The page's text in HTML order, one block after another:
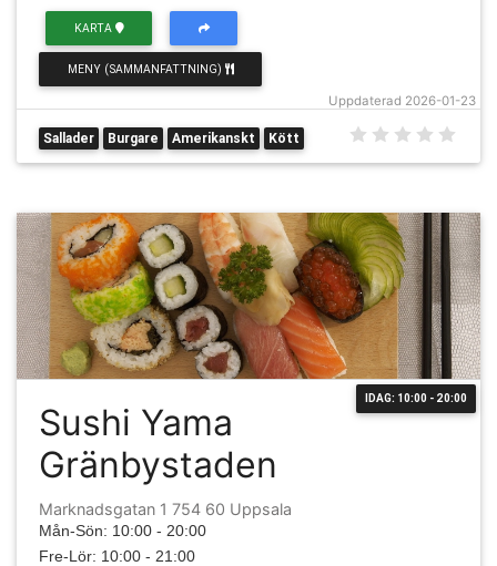
Uppdaterad 2026-01-23
KARTA
MENY (SAMMANFATTNING)
Sallader Burgare Amerikanskt Kött
IDAG: 10:00 - 20:00
Sushi Yama
Gränbystaden
Marknadsgatan 1 754 60 Uppsala
Mån-Sön: 10:00 - 20:00
Fre-Lör: 10:00 - 21:00